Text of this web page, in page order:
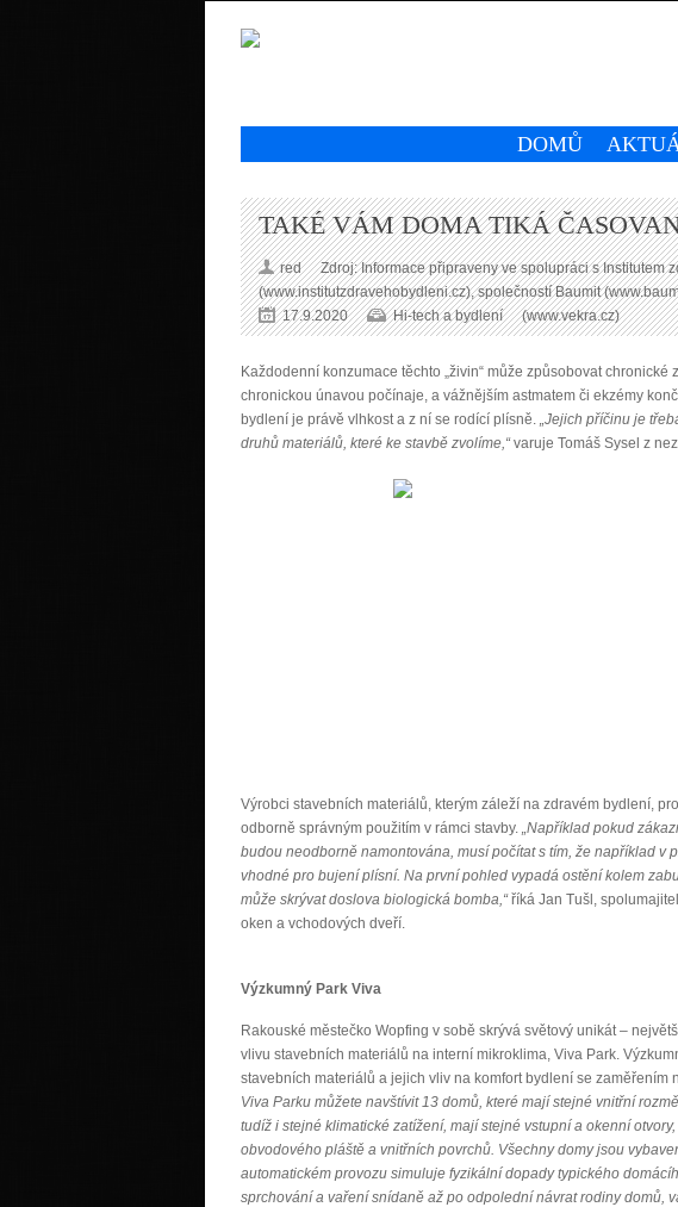
DOMŮ
TAKÉ VÁM DOMA TIKÁ
red
Zdroj: Informace připraveny ve spolupráci s Institutem
(www.institutzdravehobydleni.cz), společností Baumit
(www.vekra.cz)
17.9.2020 Hi-tech a bydlení
Každodenní konzumace těchto „živin“ může způsobovat
chronickou únavou počínaje, a vážnějším astmatem či ekzémy
bydlení je právě vlhkost a z ní se rodící plísně. „Jejich příčinu je
druhů materiálů, které ke stavbě zvolíme,“varuje Tomáš Sysel z
Výrobci stavebních materiálů, kterým záleží na zdravém bydlení,
odborně správným použitím v rámci stavby. „Například pokud
budou neodborně namontována, musí počítat s tím, že například v
vhodné pro bujení plísní. Na první pohled vypadá ostění kolem
může skrývat doslova biologická bomba,“říká Jan Tušl,
oken a vchodových dveří.
Výzkumný Park Viva
Rakouské městečko Wopfing v sobě skrývá světový unikát –
vlivu stavebních materiálů na interní mikroklima, Viva Park.
stavebních materiálů a jejich vliv na komfort bydlení se zaměřením
Viva Parku můžete navštívit 13 domů, které mají stejné vnitřní
tudíž i stejné klimatické zatížení, mají stejné vstupní a okenní
obvodového pláště a vnitřních povrchů. Všechny domy jsou
automatickém provozu simuluje fyzikální dopady typického
sprchování a vaření snídaně až po odpolední návrat rodiny domů,